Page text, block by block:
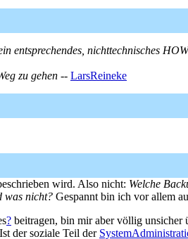
entsprechendes, nichttechnisches
zu gehen -- LarsReineke
wird. Also nicht: Welche
was nicht? Gespannt bin ich vor allem
? beitragen, bin mir aber völlig unsicher
der soziale Teil der